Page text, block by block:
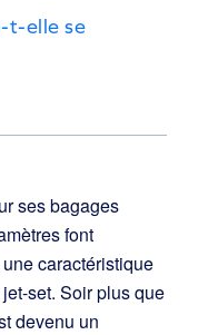
t-elle se
ses bagages
font
caractéristique
set. Soir plus que
devenu un